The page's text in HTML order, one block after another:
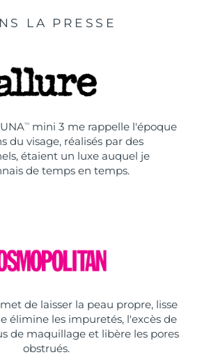
LA PRESSE
TM
mini 3 me rappelle l'époque
du visage, réalisés par des
étaient un luxe auquel je
de temps en temps.
de laisser la peau propre, lisse
élimine les impuretés, l'excès de
de maquillage et libère les pores
obstrués.